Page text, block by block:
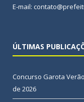
E-mail:
ÚLTIMAS
Concurso Garota
de 2026